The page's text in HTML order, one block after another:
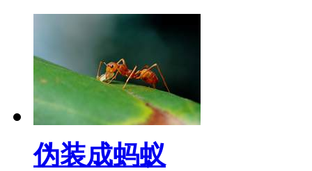
伪装成蚂蚁